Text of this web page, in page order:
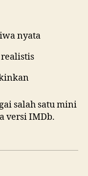
nyata
salah satu mini
versi IMDb.